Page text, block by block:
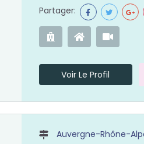
Partager:
Voir Le Profil
Auvergne-Rhône-